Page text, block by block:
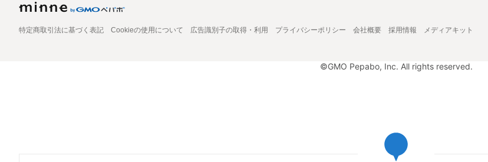
特定商取引法に基づく表記 Cookieの使用について 広告識別子の取得・利用 プライバシーポリシー 会社概要 採用情報 メディアキット
©GMO Pepabo, Inc. All rights reserved.